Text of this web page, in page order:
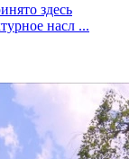
здесь
насл ...